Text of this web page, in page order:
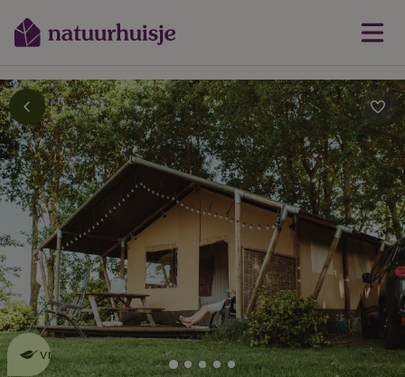
Dit natuurhuisje is eco-
vriendelijklees meer